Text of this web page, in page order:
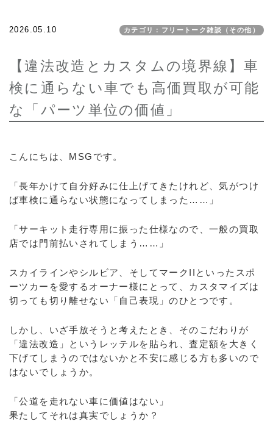
2026.05.10 カテゴリ：フリートーク雑談（その他）
【違法改造とカスタムの境界線】車
検に通らない車でも高価買取が可能
な「パーツ単位の価値」
こんにちは、MSGです。
「長年かけて自分好みに仕上げてきたけれど、気がつけ
ば車検に通らない状態になってしまった……」
「サーキット走行専用に振った仕様なので、一般の買取
店では門前払いされてしまう……」
スカイラインやシルビア、そしてマークIIといったスポ
ーツカーを愛するオーナー様にとって、カスタマイズは
切っても切り離せない「自己表現」のひとつです。
しかし、いざ手放そうと考えたとき、そのこだわりが
「違法改造」というレッテルを貼られ、査定額を大きく
下げてしまうのではないかと不安に感じる方も多いので
はないでしょうか。
「公道を走れない車に価値はない」
果たしてそれは真実でしょうか？